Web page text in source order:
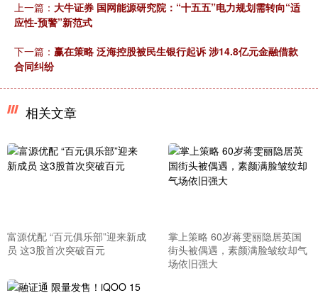
上一篇： 大牛证券 国网能源研究院：“十五五”电力规划需转向“适
应性-预警”新范式
下一篇： 赢在策略 泛海控股被民生银行起诉 涉14.8亿元金融借款
合同纠纷
相关文章
富源优配 “百元俱乐部”迎来新成
员 这3股首次突破百元
掌上策略 60岁蒋雯丽隐居英国
街头被偶遇，素颜满脸皱纹却气
场依旧强大